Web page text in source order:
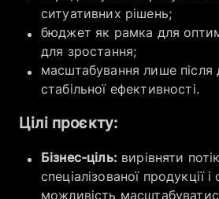
ситуативних рішень;
бюджет як рамка для
для зростання;
масштабування лише після
стабільної ефективності.
Цілі проєкту:
Бізнес-ціль: вирівняти
спеціалізованої продукції
можливість